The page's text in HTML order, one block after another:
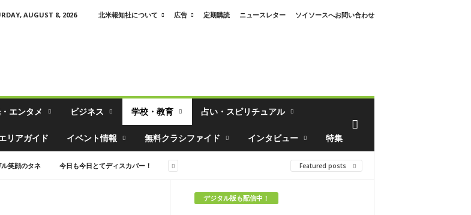
AUGUST 8, 2026 北米報知社について 広告 定期購読 ニュースレター
ソイソースへお問い合わせ
エンタメ ビジネス 学校・教育 占い・スピリチュアル
リアガイド イベント情報 無料クラシファイド インタビュー 特集
笑顔のタネ 今日も今日とてディスカバー！ Featured posts
デジタル版も配信中！